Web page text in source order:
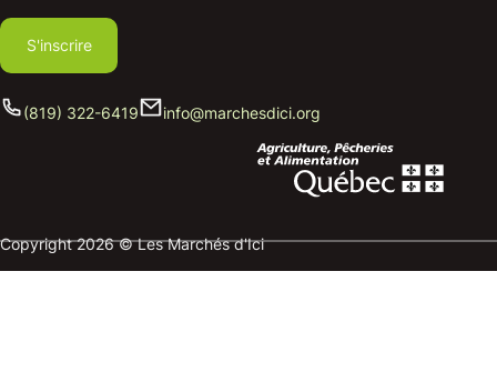
S'inscrire
(819) 322-6419 info@marchesdici.org
Copyright 2026 © Les Marchés d'Ici